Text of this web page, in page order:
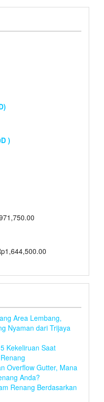
)
1,644,500.00
Area Lembang,
Nyaman dari Trijaya
Kekeliruan Saat
Overflow Gutter, Mana
Anda?
Renang Berdasarkan